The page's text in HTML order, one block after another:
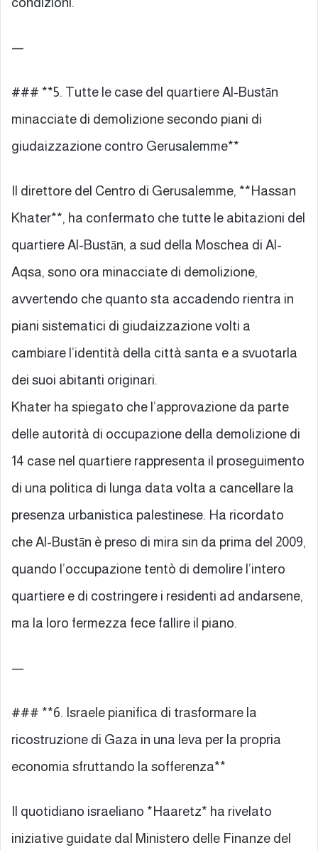
—
### **5. Tutte le case del quartiere Al-Bustān
minacciate di demolizione secondo piani di
giudaizzazione contro Gerusalemme**
Il direttore del Centro di Gerusalemme, **Hassan
Khater**, ha confermato che tutte le abitazioni del
quartiere Al-Bustān, a sud della Moschea di Al-
Aqsa, sono ora minacciate di demolizione,
avvertendo che quanto sta accadendo rientra in
piani sistematici di giudaizzazione volti a
cambiare l’identità della città santa e a svuotarla
dei suoi abitanti originari.
Khater ha spiegato che l’approvazione da parte
delle autorità di occupazione della demolizione di
14 case nel quartiere rappresenta il proseguimento
di una politica di lunga data volta a cancellare la
presenza urbanistica palestinese. Ha ricordato
che Al-Bustān è preso di mira sin da prima del 2009,
quando l’occupazione tentò di demolire l’intero
quartiere e di costringere i residenti ad andarsene,
ma la loro fermezza fece fallire il piano.
—
### **6. Israele pianifica di trasformare la
ricostruzione di Gaza in una leva per la propria
economia sfruttando la sofferenza**
Il quotidiano israeliano *Haaretz* ha rivelato
iniziative guidate dal Ministero delle Finanze del